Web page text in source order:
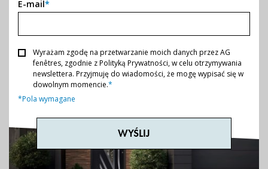
przez AG Okna łączą funkcjonalność, nowoczesny design oraz
E-mail*
Wyrażam zgodę na przetwarzanie moich danych przez AG
fenêtres, zgodnie z Polityką Prywatności, w celu otrzymywania
newslettera. Przyjmuję do wiadomości, że mogę wypisać się w
dowolnym momencie.*
*Pola wymagane